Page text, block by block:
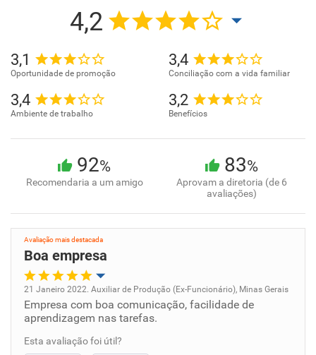
4,2
3,1
Oportunidade de promoção
3,4
Conciliação com a vida familiar
3,4
Ambiente de trabalho
3,2
Benefícios
92%
Recomendaria a um amigo
83%
Aprovam a diretoria (de 6
avaliações)
Avaliação mais destacada
Boa empresa
Oportunidade de promoção
Ambiente de trabalho
21 Janeiro 2022. Auxiliar de Produção (Ex-Funcionário), Minas Gerais
Empresa com boa comunicação, facilidade de
aprendizagem nas tarefas.
Esta avaliação foi útil?